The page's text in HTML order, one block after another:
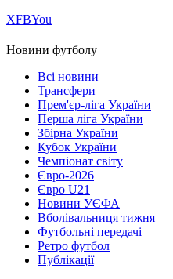
ХFBYou
Новини футболу
Всі новини
Трансфери
Прем'єр-ліга України
Перша ліга України
Збірна України
Кубок України
Чемпіонат світу
Євро-2026
Євро U21
Новини УЄФА
Вболівальниця тижня
Футбольні передачі
Ретро футбол
Публікації